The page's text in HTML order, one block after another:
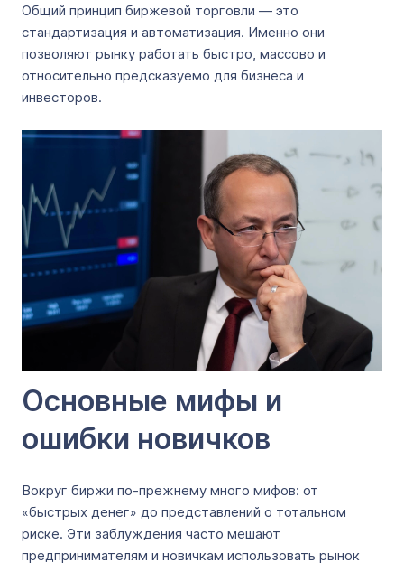
Общий принцип биржевой торговли — это
стандартизация и автоматизация. Именно они
позволяют рынку работать быстро, массово и
относительно предсказуемо для бизнеса и
инвесторов.
Основные мифы и
ошибки новичков
Вокруг биржи по-прежнему много мифов: от
«быстрых денег» до представлений о тотальном
риске. Эти заблуждения часто мешают
предпринимателям и новичкам использовать рынок